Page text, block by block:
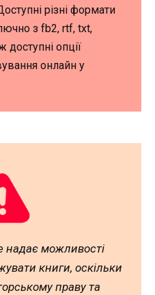
різні формати
з fb2, rtf, txt,
доступні опції
онлайн у
надає можливості
книги, оскільки
праву та